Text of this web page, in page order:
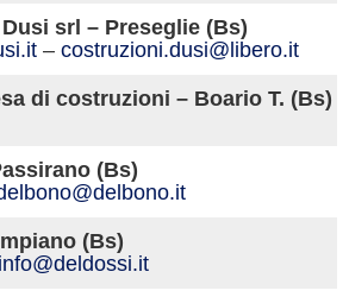
srl – Preseglie (Bs)
it – costruzioni.dusi@libero.it
di costruzioni – Boario T. (Bs)
(Bs)
(Bs)
info@deldossi.it